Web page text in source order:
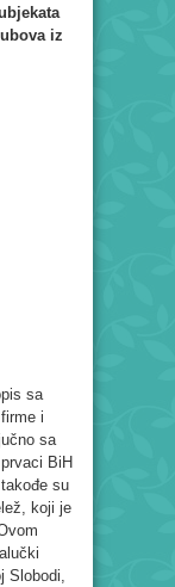
iz
sa
i
sa
BiH
su
koji je
Slobodi,